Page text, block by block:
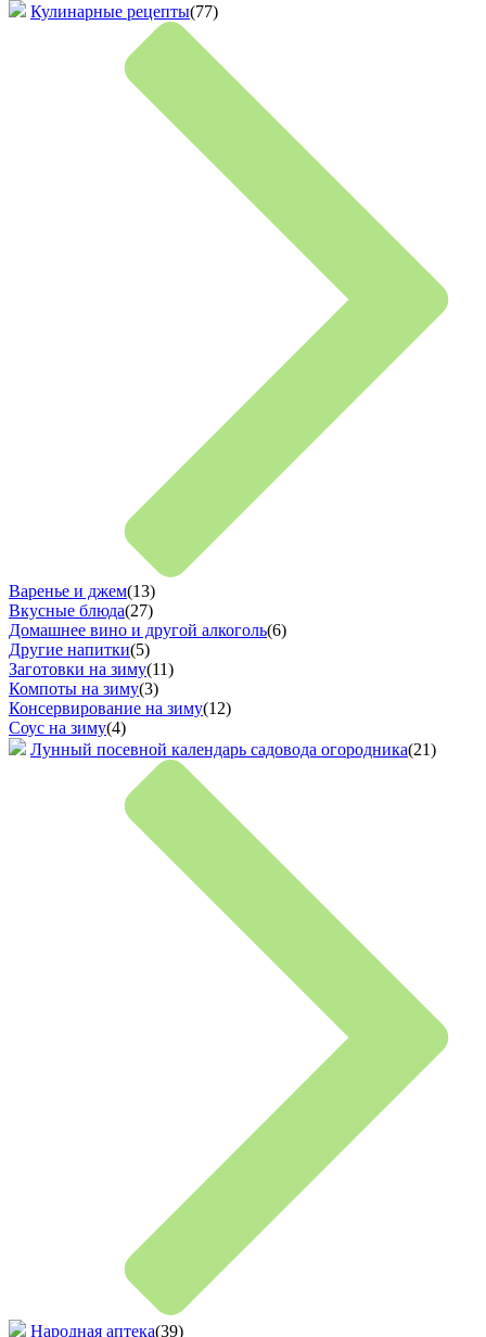
Кулинарные рецепты(77)
Варенье и джем(13)
Вкусные блюда(27)
Домашнее вино и другой алкоголь(6)
Другие напитки(5)
Заготовки на зиму(11)
Компоты на зиму(3)
Консервирование на зиму(12)
Соус на зиму(4)
Лунный посевной календарь садовода огородника(21)
Народная аптека(39)